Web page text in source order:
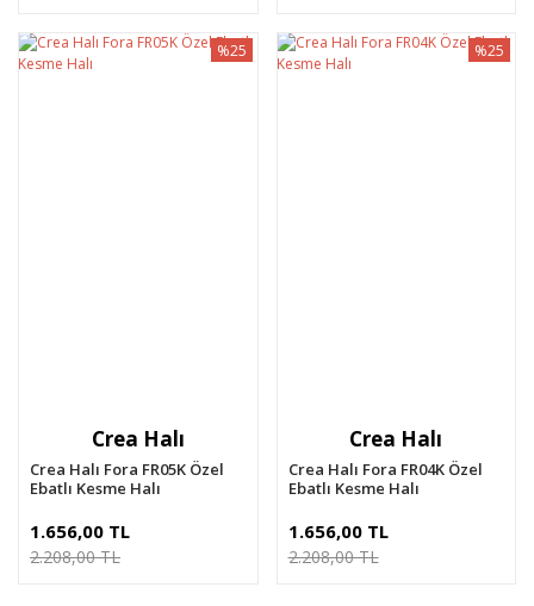
Crea Halı
Crea Halı Fora FR05K Özel
Ebatlı Kesme Halı
%25
1.656,00 TL
2.208,00 TL
Crea Halı
Crea Halı Fora FR04K Özel
Ebatlı Kesme Halı
%25
1.656,00 TL
2.208,00 TL